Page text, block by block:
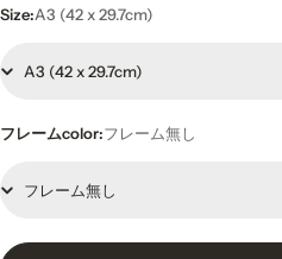
Size:A3 (42 x 29.7cm)
フレームcolor:フレーム無し